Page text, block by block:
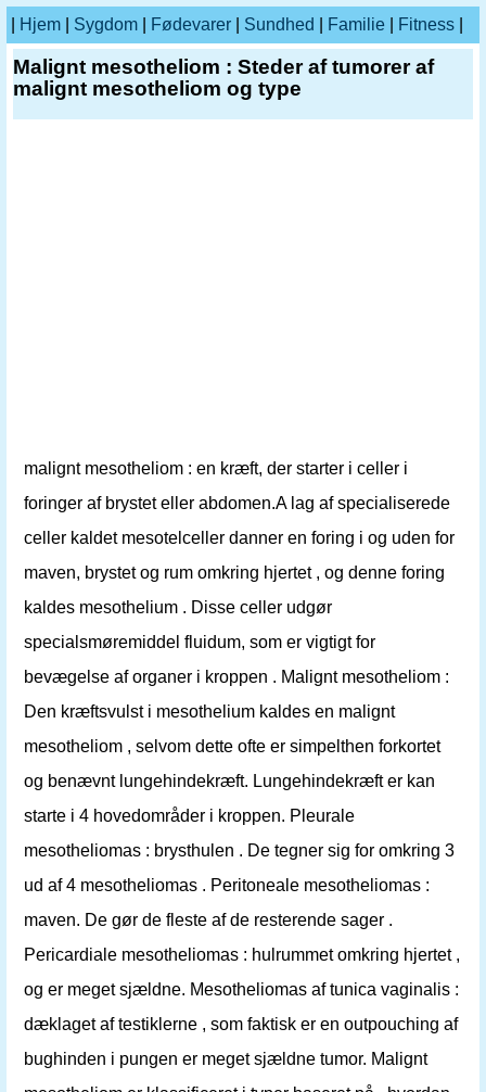
Hjem Sygdom Fødevarer Sundhed Familie Fitness
Malignt mesotheliom : Steder af tumorer af
malignt mesotheliom og type
malignt mesotheliom : en kræft, der starter i celler i
foringer af brystet eller abdomen.A lag af specialiserede
celler kaldet mesotelceller danner en foring i og uden for
maven, brystet og rum omkring hjertet , og denne foring
kaldes mesothelium . Disse celler udgør
specialsmøremiddel fluidum, som er vigtigt for
bevægelse af organer i kroppen . Malignt mesotheliom :
Den kræftsvulst i mesothelium kaldes en malignt
mesotheliom , selvom dette ofte er simpelthen forkortet
og benævnt lungehindekræft. Lungehindekræft er kan
starte i 4 hovedområder i kroppen. Pleurale
mesotheliomas : brysthulen . De tegner sig for omkring 3
ud af 4 mesotheliomas . Peritoneale mesotheliomas :
maven. De gør de fleste af de resterende sager .
Pericardiale mesotheliomas : hulrummet omkring hjertet ,
og er meget sjældne. Mesotheliomas af tunica vaginalis :
dæklaget af testiklerne , som faktisk er en outpouching af
bughinden i pungen er meget sjældne tumor. Malignt